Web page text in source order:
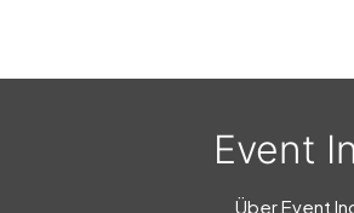
Event
Über Event